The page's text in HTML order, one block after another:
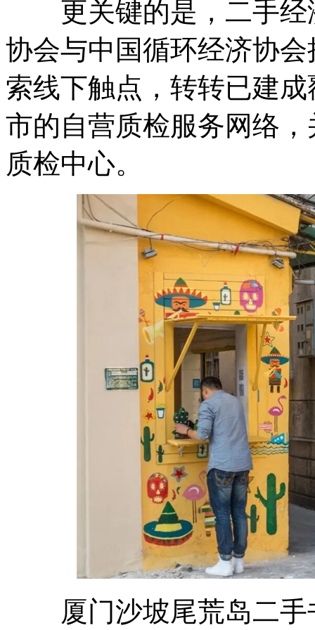
更关键的是，二手经
协会与中国循环经济协
索线下触点，转转已建
市的自营质检服务网络
质检中心。
厦门沙坡尾荒岛二手